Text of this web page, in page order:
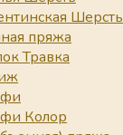
Шерсть
пряжа
Травка
Колор